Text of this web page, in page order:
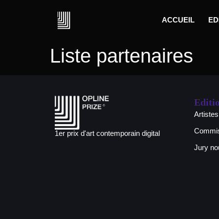
ACCUEIL
Liste partenaires
1er prix d'art contemporain digital
Artistes
Jury